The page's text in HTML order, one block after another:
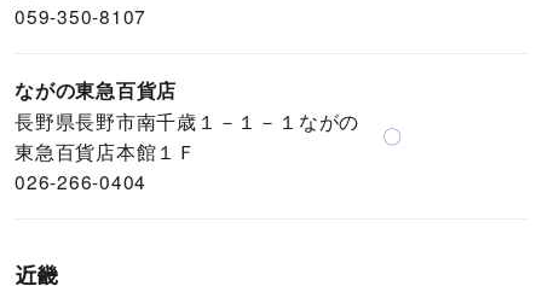
059-350-8107
ながの東急百貨店
長野県長野市南千歳１－１－１ながの
東急百貨店本館１Ｆ
026-266-0404
〇
近畿